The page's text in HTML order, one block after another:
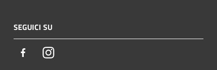
SEGUICI SU
FacebookInstagram